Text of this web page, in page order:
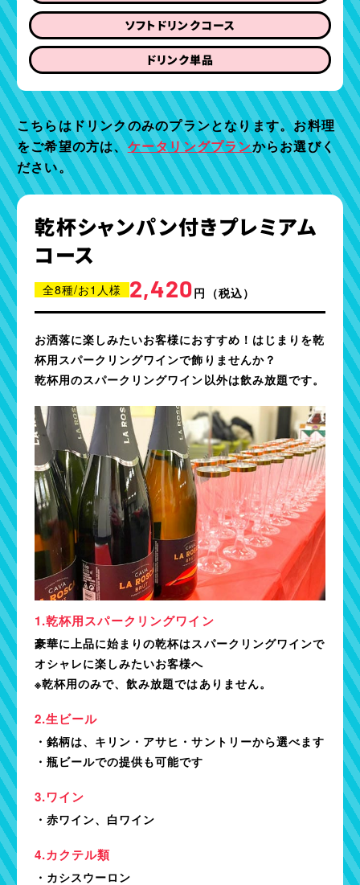
ソフトドリンクコース
ドリンク単品
こちらはドリンクのみのプランとなります。お料理
をご希望の方は、ケータリングプランからお選びく
ださい。
乾杯シャンパン付きプレミアム
コース
全8種/お1人様 2,420円 （税込）
お洒落に楽しみたいお客様におすすめ！はじまりを乾
杯用スパークリングワインで飾りませんか？
乾杯用のスパークリングワイン以外は飲み放題です。
乾杯用スパークリングワイン
豪華に上品に始まりの乾杯はスパークリングワインで
オシャレに楽しみたいお客様へ
※乾杯用のみで、飲み放題ではありません。
生ビール
・銘柄は、キリン・アサヒ・サントリーから選べます
・瓶ビールでの提供も可能です
ワイン
・赤ワイン、白ワイン
カクテル類
・カシスウーロン